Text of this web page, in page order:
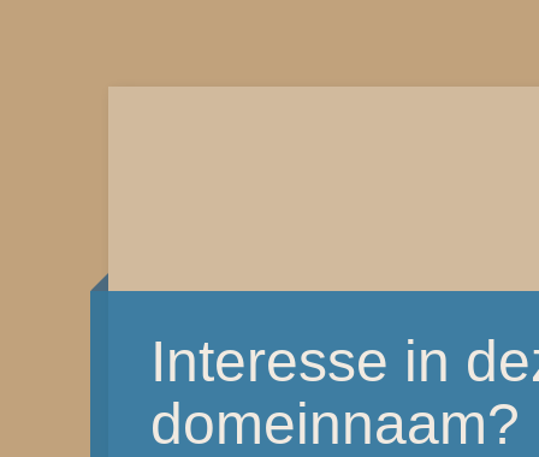
Interesse in
domeinnaam?